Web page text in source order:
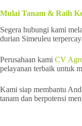
Mulai Tanam & Raih
Segera hubungi kami
durian Simeuleu
Perusahaan kami CV
pelayanan terbaik untuk
Kami siap membantu
tanam dan berpotensi